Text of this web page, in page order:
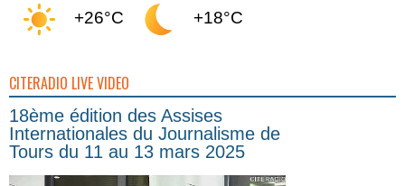
+26°C +18°C
CITERADIO LIVE VIDEO
18ème édition des Assises
Internationales du Journalisme de
Tours du 11 au 13 mars 2025